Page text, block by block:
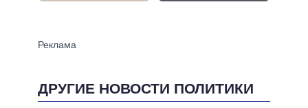
ДРУГИЕ НОВОСТИ ПОЛИТИКИ